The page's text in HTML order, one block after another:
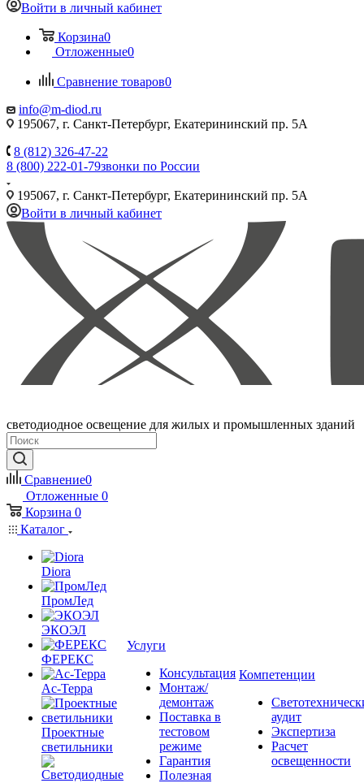
Войти в личный кабинет
Корзина0
Отложенные0
Сравнение товаров0
info@m-diod.ru
195067, г. Санкт-Петербург, Екатерининский пр. 5А
8 (812) 326-47-22
8 (800) 222-01-79звонки по России
195067, г. Санкт-Петербург, Екатерининский пр. 5А
Войти в личный кабинет
светодиодное освещение для жилых и промышленных зданий
Сравнение0
Отложенные 0
Корзина 0
Каталог
Diora
ПромЛед
ЭКОЭЛ
ФЕРЕКС
Ас-Терра
Проектные
светильники
Услуги
Консультация
Монтаж/
демонтаж
Поставка в
тестовом
режиме
Гарантия
Полезная
Компетенции
аудит
Экспертиза
Расчет
освещенности